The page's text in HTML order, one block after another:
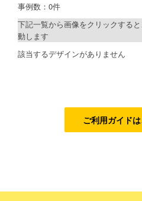
お見積り・お問合せ
制作プランで探す
シルバーコース
事例数：0件
下記一覧から画像をクリックする
動します
該当するデザインがありません
ご利用ガイド